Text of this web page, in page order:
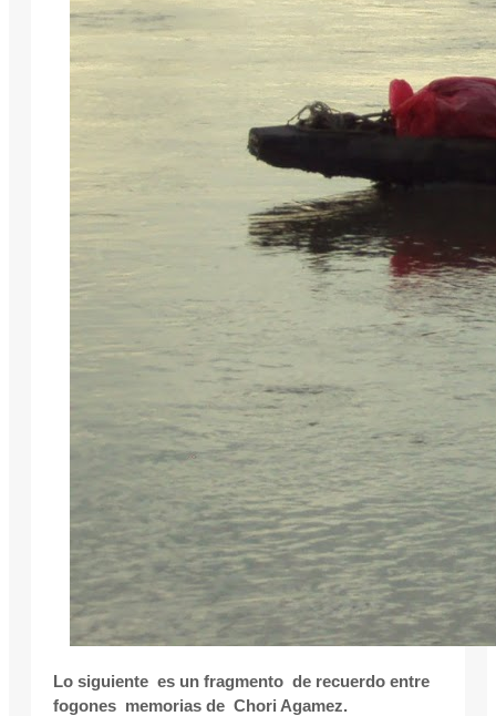
Lo siguiente es un fragmento de recuerdo entre
fogones memorias de Chori Agamez.